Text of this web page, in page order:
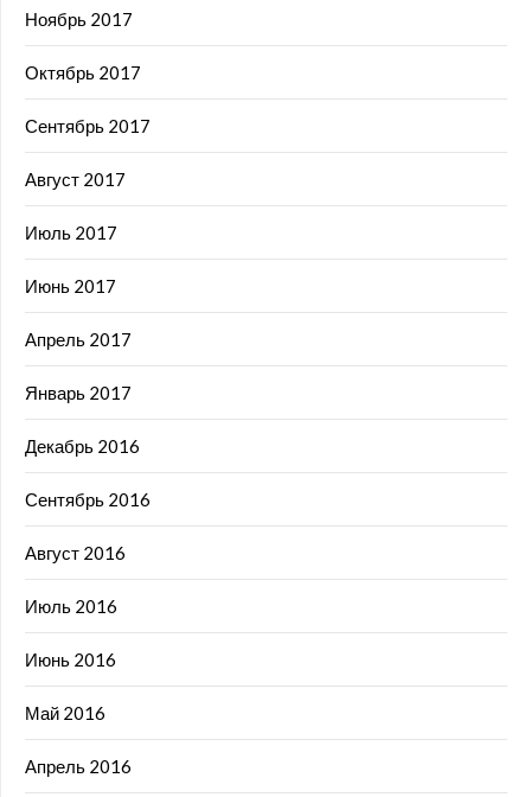
Ноябрь 2017
Октябрь 2017
Сентябрь 2017
Август 2017
Июль 2017
Июнь 2017
Апрель 2017
Январь 2017
Декабрь 2016
Сентябрь 2016
Август 2016
Июль 2016
Июнь 2016
Май 2016
Апрель 2016